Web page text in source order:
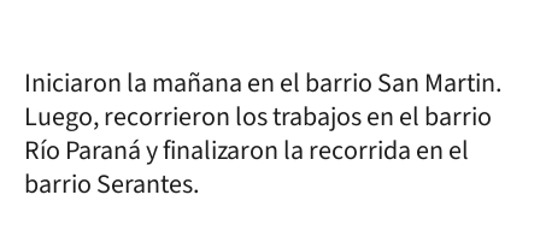
Iniciaron la mañana en el barrio San Martin.
Luego, recorrieron los trabajos en el barrio
Río Paraná y finalizaron la recorrida en el
barrio Serantes.